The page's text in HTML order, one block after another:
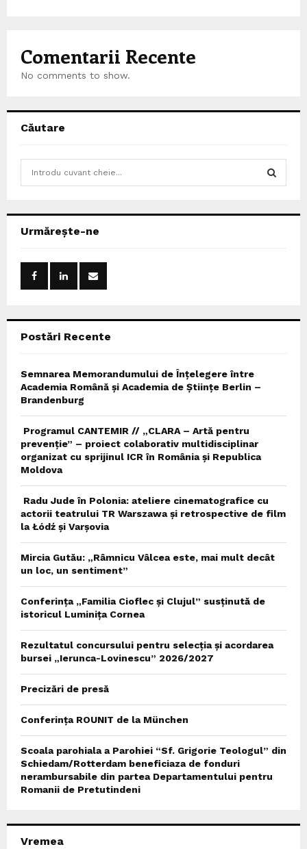
Comentarii Recente
No comments to show.
Căutare
h
Urmărește-ne
Postări Recente
Semnarea Memorandumului de Înțelegere între
Academia Română și Academia de Științe Berlin –
Brandenburg
Programul CANTEMIR // „CLARA – Artă pentru
prevenție” – proiect colaborativ multidisciplinar
organizat cu sprijinul ICR în România și Republica
Moldova
Radu Jude în Polonia: ateliere cinematografice cu
actorii teatrului TR Warszawa și retrospective de film
la Łódź și Varșovia
Mircia Gutău: „Râmnicu Vâlcea este, mai mult decât
un loc, un sentiment”
Conferința „Familia Cioflec și Clujul” susținută de
istoricul Luminița Cornea
Rezultatul concursului pentru selecția și acordarea
bursei „Ierunca-Lovinescu” 2026/2027
Precizări de presă
Conferința ROUNIT de la München
Scoala parohiala a Parohiei “Sf. Grigorie Teologul” din
Schiedam/Rotterdam beneficiaza de fonduri
nerambursabile din partea Departamentului pentru
Romanii de Pretutindeni
Vremea